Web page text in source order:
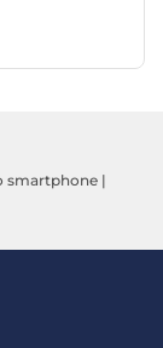
smartphone |